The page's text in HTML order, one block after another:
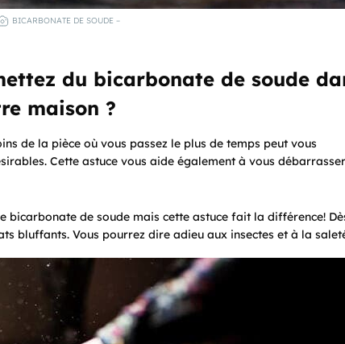
BICARBONATE DE SOUDE –
du bicarbonate de soude
maison ?
de la pièce où vous passez le plus de temps peut vous
Cette astuce vous aide également à vous
bicarbonate de soude mais cette astuce fait la différence!
bluffants. Vous pourrez dire adieu aux insectes et à la